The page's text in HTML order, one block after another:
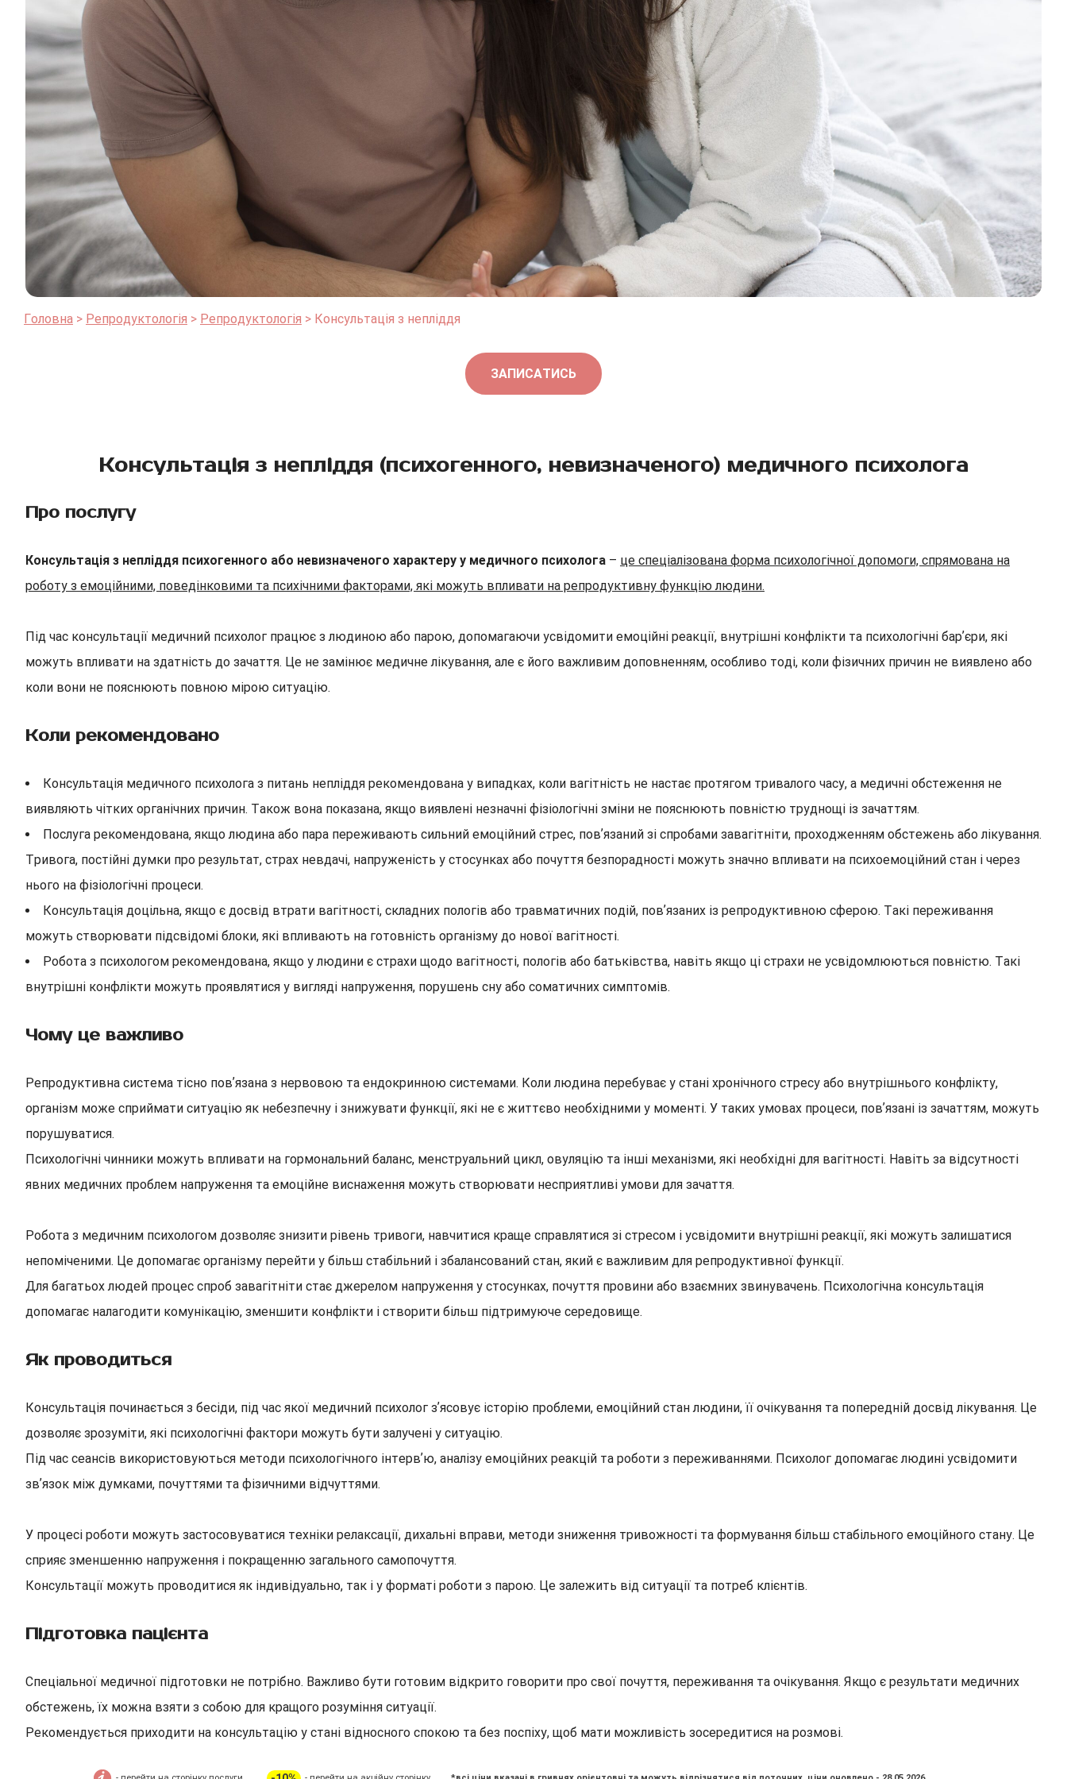
Головна Репродуктологія Репродуктологія Консультація з непліддя
ЗАПИСАТИСЬ
Консультація з непліддя (психогенного, невизначеного) медичного психолога
Про послугу
Консультація з непліддя психогенного або невизначеного характеру у медичного психолога – це спеціалізована форма психологічної допомоги, спрямована на
роботу з емоційними, поведінковими та психічними факторами, які можуть впливати на репродуктивну функцію людини.
Під час консультації медичний психолог працює з людиною або парою, допомагаючи усвідомити емоційні реакції, внутрішні конфлікти та психологічні барʼєри, які
можуть впливати на здатність до зачаття. Це не замінює медичне лікування, але є його важливим доповненням, особливо тоді, коли фізичних причин не виявлено або
коли вони не пояснюють повною мірою ситуацію.
Коли рекомендовано
Консультація медичного психолога з питань непліддя рекомендована у випадках, коли вагітність не настає протягом тривалого часу, а медичні обстеження не
виявляють чітких органічних причин. Також вона показана, якщо виявлені незначні фізіологічні зміни не пояснюють повністю труднощі із зачаттям.
Послуга рекомендована, якщо людина або пара переживають сильний емоційний стрес, повʼязаний зі спробами завагітніти, проходженням обстежень або лікування.
Тривога, постійні думки про результат, страх невдачі, напруженість у стосунках або почуття безпорадності можуть значно впливати на психоемоційний стан і через
нього на фізіологічні процеси.
Консультація доцільна, якщо є досвід втрати вагітності, складних пологів або травматичних подій, повʼязаних із репродуктивною сферою. Такі переживання
можуть створювати підсвідомі блоки, які впливають на готовність організму до нової вагітності.
Робота з психологом рекомендована, якщо у людини є страхи щодо вагітності, пологів або батьківства, навіть якщо ці страхи не усвідомлюються повністю. Такі
внутрішні конфлікти можуть проявлятися у вигляді напруження, порушень сну або соматичних симптомів.
Чому це важливо
Репродуктивна система тісно повʼязана з нервовою та ендокринною системами. Коли людина перебуває у стані хронічного стресу або внутрішнього конфлікту,
організм може сприймати ситуацію як небезпечну і знижувати функції, які не є життєво необхідними у моменті. У таких умовах процеси, повʼязані із зачаттям, можуть
порушуватися.
Психологічні чинники можуть впливати на гормональний баланс, менструальний цикл, овуляцію та інші механізми, які необхідні для вагітності. Навіть за відсутності
явних медичних проблем напруження та емоційне виснаження можуть створювати несприятливі умови для зачаття.
Робота з медичним психологом дозволяє знизити рівень тривоги, навчитися краще справлятися зі стресом і усвідомити внутрішні реакції, які можуть залишатися
непоміченими. Це допомагає організму перейти у більш стабільний і збалансований стан, який є важливим для репродуктивної функції.
Для багатьох людей процес спроб завагітніти стає джерелом напруження у стосунках, почуття провини або взаємних звинувачень. Психологічна консультація
допомагає налагодити комунікацію, зменшити конфлікти і створити більш підтримуюче середовище.
Як проводиться
Консультація починається з бесіди, під час якої медичний психолог зʼясовує історію проблеми, емоційний стан людини, її очікування та попередній досвід лікування. Це
дозволяє зрозуміти, які психологічні фактори можуть бути залучені у ситуацію.
Під час сеансів використовуються методи психологічного інтервʼю, аналізу емоційних реакцій та роботи з переживаннями. Психолог допомагає людині усвідомити
звʼязок між думками, почуттями та фізичними відчуттями.
У процесі роботи можуть застосовуватися техніки релаксації, дихальні вправи, методи зниження тривожності та формування більш стабільного емоційного стану. Це
сприяє зменшенню напруження і покращенню загального самопочуття.
Консультації можуть проводитися як індивідуально, так і у форматі роботи з парою. Це залежить від ситуації та потреб клієнтів.
Підготовка пацієнта
Спеціальної медичної підготовки не потрібно. Важливо бути готовим відкрито говорити про свої почуття, переживання та очікування. Якщо є результати медичних
обстежень, їх можна взяти з собою для кращого розуміння ситуації.
Рекомендується приходити на консультацію у стані відносного спокою та без поспіху, щоб мати можливість зосередитися на розмові.